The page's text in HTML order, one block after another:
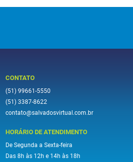
CONTATO
(51) 99661-5550
(51) 3387-8622
contato@salvadosvirtual.com.br
HORÁRIO DE ATENDIMENTO
De Segunda a Sexta-feira
Das 8h às 12h e 14h às 18h